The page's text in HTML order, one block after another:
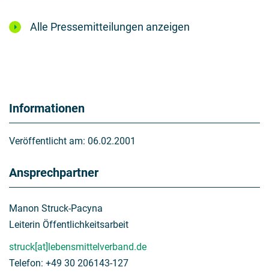
Alle Pressemitteilungen anzeigen
Informationen
Veröffentlicht am: 06.02.2001
Ansprechpartner
Manon Struck-Pacyna
Leiterin Öffentlichkeitsarbeit
struck[at]lebensmittelverband.de
Telefon: +49 30 206143-127